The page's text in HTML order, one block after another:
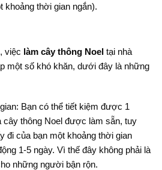
khoảng thời gian ngắn).
việc làm cây thông Noel tại nhà
một số khó khăn, dưới đây là những
Bạn có thể tiết kiệm được 1
cây thông Noel được làm sẵn, tuy
đi của bạn một khoảng thời gian
1-5 ngày. Vì thế đây không phải là
những người bận rộn.